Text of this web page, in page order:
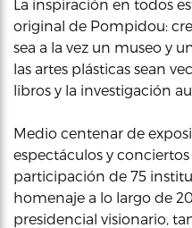
La inspiración en todos
original de Pompidou:
sea a la vez un museo y
las artes plásticas sean
libros y la investigación
Medio centenar de
espectáculos y
participación de 75
homenaje a lo largo de
presidencial visionario,